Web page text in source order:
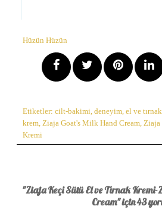
Hüzün Hüzün
Etiketler: cilt-bakimi, deneyim, el ve
krem, Ziaja Goat's Milk Hand Cream, Ziaja
Kremi
"Ziaja Keçi Sütü El ve Tırnak
Cream" için 43